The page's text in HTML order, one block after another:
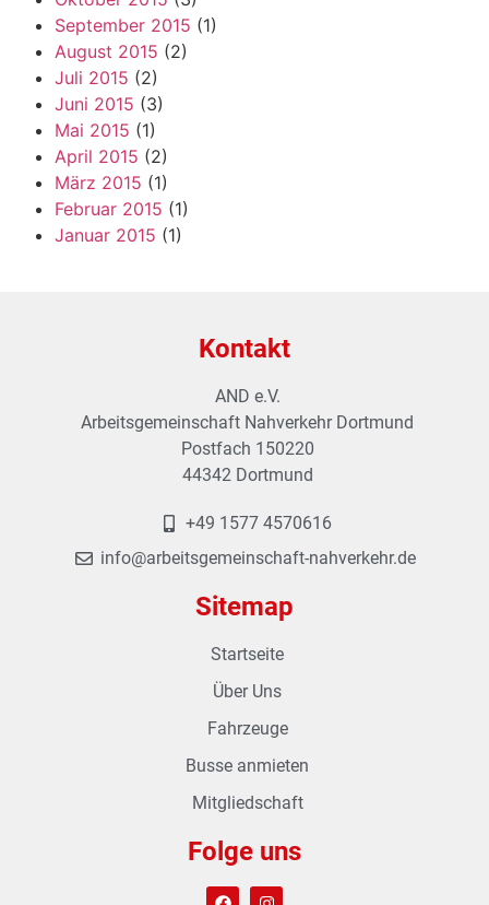
September 2015 (1)
August 2015 (2)
Juli 2015 (2)
Juni 2015 (3)
Mai 2015 (1)
April 2015 (2)
März 2015 (1)
Februar 2015 (1)
Januar 2015 (1)
Kontakt
AND e.V.
Arbeitsgemeinschaft Nahverkehr Dortmund
Postfach 150220
44342 Dortmund
+49 1577 4570616
info@arbeitsgemeinschaft-nahverkehr.de
Sitemap
Startseite
Über Uns
Fahrzeuge
Busse anmieten
Mitgliedschaft
Folge uns